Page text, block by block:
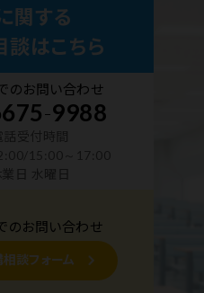
関する
談はこちら
のお問い合わせ
-9988
のお問い合わせ
談フォーム